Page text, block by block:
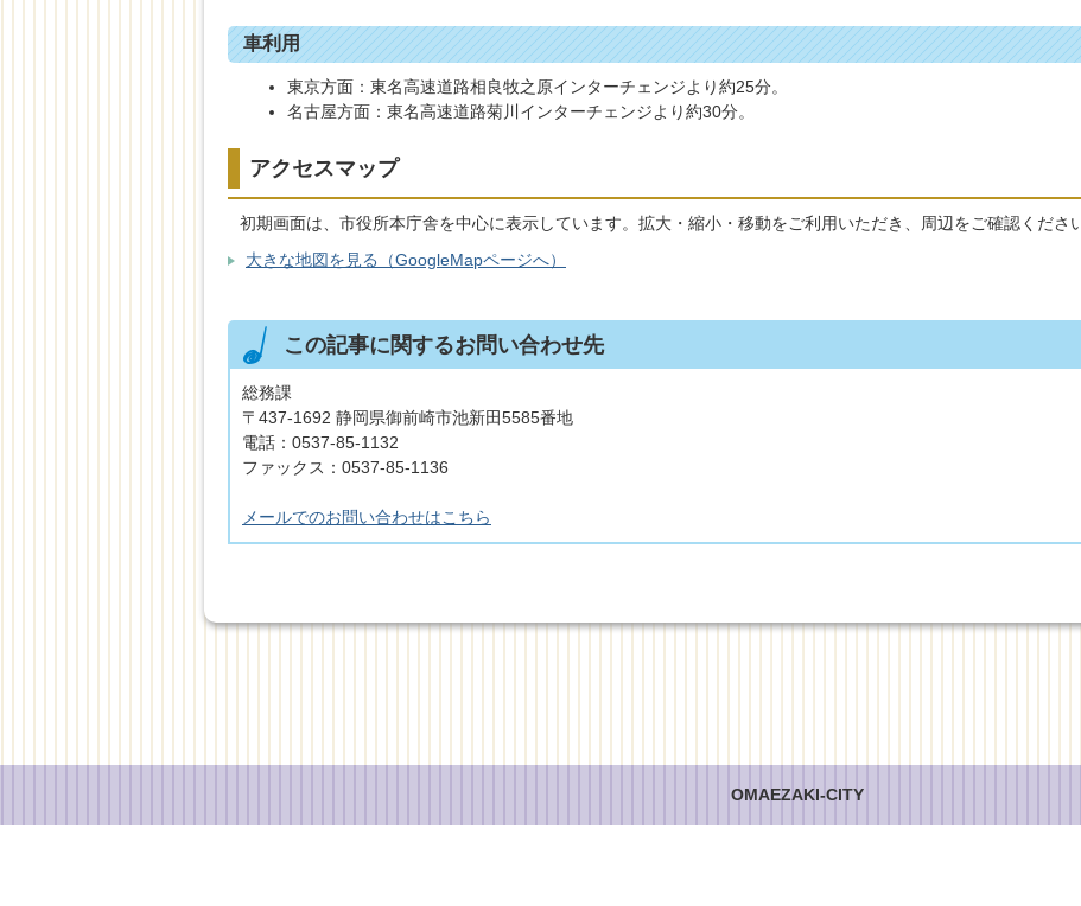
車利用
東京方面：東名高速道路相良牧之原インターチェンジより約25分。
名古屋方面：東名高速道路菊川インターチェンジより約30分。
アクセスマップ
初期画面は、市役所本庁舎を中心に表示しています。拡大・縮小・移動をご利用いただき、周辺をご確認ください
大きな地図を見る（GoogleMapページへ）
この記事に関するお問い合わせ先
総務課
〒437-1692 静岡県御前崎市池新田5585番地
電話：0537-85-1132
ファックス：0537-85-1136
メールでのお問い合わせはこちら
OMAEZAKI-CITY